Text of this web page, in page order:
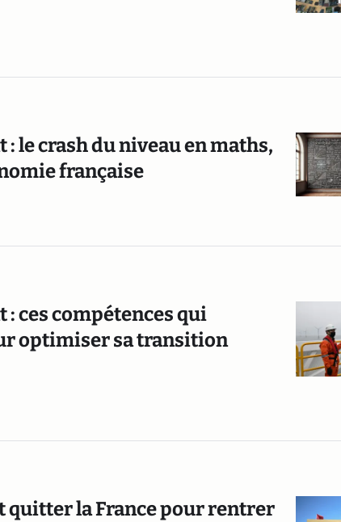
le crash du niveau en maths,
française
ces compétences qui
optimiser sa transition
quitter la France pour rentrer